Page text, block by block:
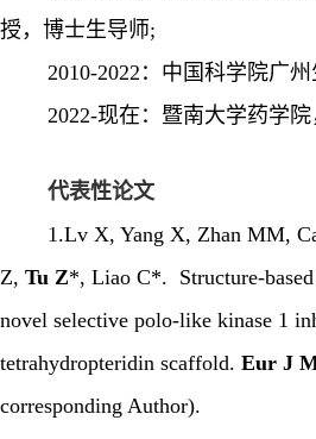
授，博士生导师;
2010-2022 ：中国科学院广
2022-现在：暨南大学药学院
代表性论文
1.Lv X, Yang X, Zhan MM,
Z, Tu Z*, Liao C*. Structure-
novel selective polo-like kinase 1
tetrahydropteridin scaffold. Eur J
corresponding Author).